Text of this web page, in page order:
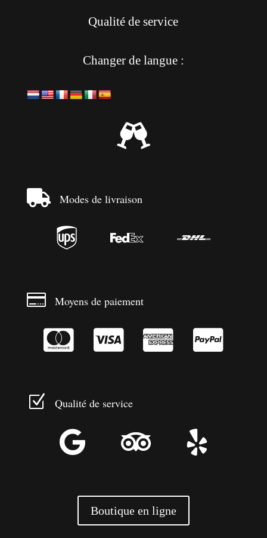
Qualité de service
Changer de langue :

 Modes de livraison
  
 Moyens de paiement
   
Z Qualité de service
  
Boutique en ligne